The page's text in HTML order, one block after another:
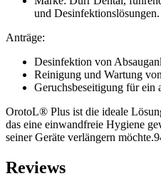
und Desinfektionslösungen.
Anträge:
Desinfektion von
Reinigung und Wartung
Geruchsbeseitigung für ein
OrotoL® Plus ist die ideale
das eine einwandfreie Hygiene
seiner Geräte verlängern
Reviews